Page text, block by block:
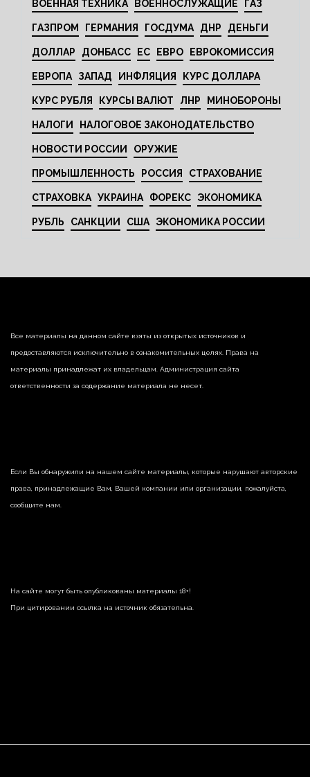
ВОЕННАЯ ТЕХНИКА ВОЕННОСЛУЖАЩИЕ ГАЗ
ГАЗПРОМ ГЕРМАНИЯ ГОСДУМА ДНР ДЕНЬГИ
ДОЛЛАР ДОНБАСС ЕС ЕВРО ЕВРОКОМИССИЯ
ЕВРОПА ЗАПАД ИНФЛЯЦИЯ КУРС ДОЛЛАРА
КУРС РУБЛЯ КУРСЫ ВАЛЮТ ЛНР МИНОБОРОНЫ
НАЛОГИ НАЛОГОВОЕ ЗАКОНОДАТЕЛЬСТВО
НОВОСТИ РОССИИ ОРУЖИЕ
ПРОМЫШЛЕННОСТЬ РОССИЯ СТРАХОВАНИЕ
СТРАХОВКА УКРАИНА ФОРЕКС ЭКОНОМИКА
РУБЛЬ САНКЦИИ США ЭКОНОМИКА РОССИИ
Все материалы на данном сайте взяты из открытых источников и
предоставляются исключительно в ознакомительных целях. Права на
материалы принадлежат их владельцам. Администрация сайта
ответственности за содержание материала не несет.
Если Вы обнаружили на нашем сайте материалы, которые нарушают авторские
права, принадлежащие Вам, Вашей компании или организации, пожалуйста,
сообщите нам.
На сайте могут быть опубликованы материалы 18+!
При цитировании ссылка на источник обязательна.